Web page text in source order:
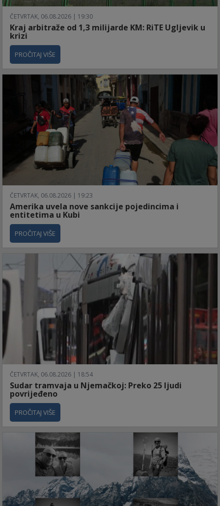
ČETVRTAK, 06.08.2026 | 19:30
Kraj arbitraže od 1,3 milijarde KM: RiTE Ugljevik u
krizi
PROČITAJ VIŠE
ČETVRTAK, 06.08.2026 | 19:23
Amerika uvela nove sankcije pojedincima i
entitetima u Kubi
PROČITAJ VIŠE
ČETVRTAK, 06.08.2026 | 18:54
Sudar tramvaja u Njemačkoj: Preko 25 ljudi
povrijeđeno
PROČITAJ VIŠE